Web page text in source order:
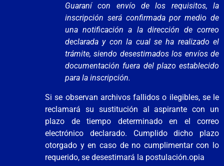
Guaraní con envío de los requisitos, la
inscripción será confirmada por medio de
una notificación a la dirección de correo
declarada y con la cual se ha realizado el
trámite, siendo desestimados los envíos de
documentación fuera del plazo establecido
para la inscripción.
Si se observan archivos fallidos o ilegibles, se le
reclamará su sustitución al aspirante con un
plazo de tiempo determinado en el correo
electrónico declarado. Cumplido dicho plazo
otorgado y en caso de no cumplimentar con lo
requerido, se desestimará la postulación.opia